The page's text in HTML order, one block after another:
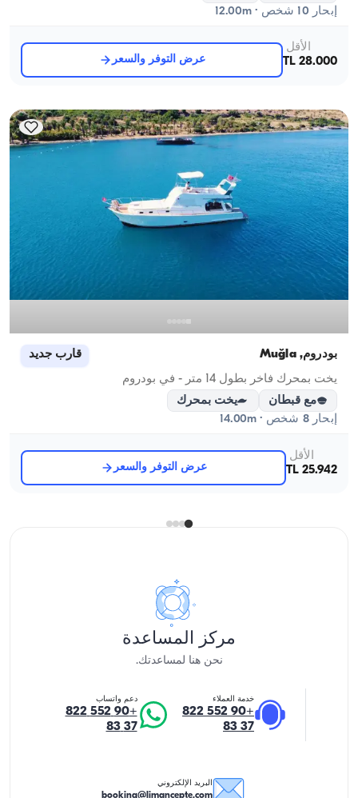
إبحار 10 شخص · 12.00m
الأقل
28.000 TL
عرض التوفر والسعر
بودروم, Muğla قارب جديد
يخت بمحرك فاخر بطول 14 متر - في بودروم
مع قبطان
يخت بمحرك
إبحار 8 شخص · 14.00m
الأقل
25.942 TL
عرض التوفر والسعر
مركز المساعدة
نحن هنا لمساعدتك.
خدمة العملاء
+90 552 822
37 83
دعم واتساب
+90 552 822
37 83
البريد الإلكتروني
booking@limancepte.com